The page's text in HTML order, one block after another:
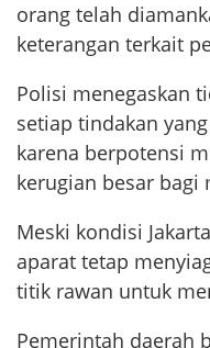
orang telah
keterangan terkait
Polisi menegaskan
setiap tindakan
karena berpotensi
kerugian besar bagi
Meski kondisi
aparat tetap
titik rawan untuk
Pemerintah daerah